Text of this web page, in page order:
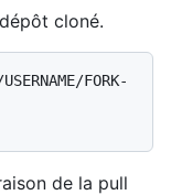
cloné.
FORK-
de la pull